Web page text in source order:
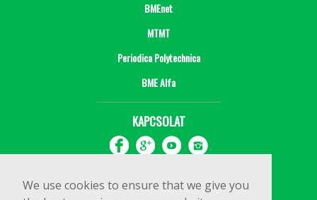
We use cookies to ensure that we give you
BMEnet
MTMT
Periodica Polytechnica
BME Alfa
KAPCSOLAT